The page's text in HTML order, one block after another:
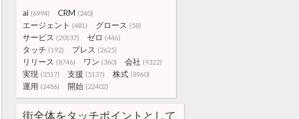
ai (6994) CRM (240)
エージェント (481) グロース (58)
サービス (20137) ゼロ (446)
タッチ (192) プレス (2625)
リリース (8746) ワン (360) 会社 (9322)
実現 (3517) 支援 (5137) 株式 (8960)
運用 (2486) 開始 (22402)
街全体をタッチポイントとして